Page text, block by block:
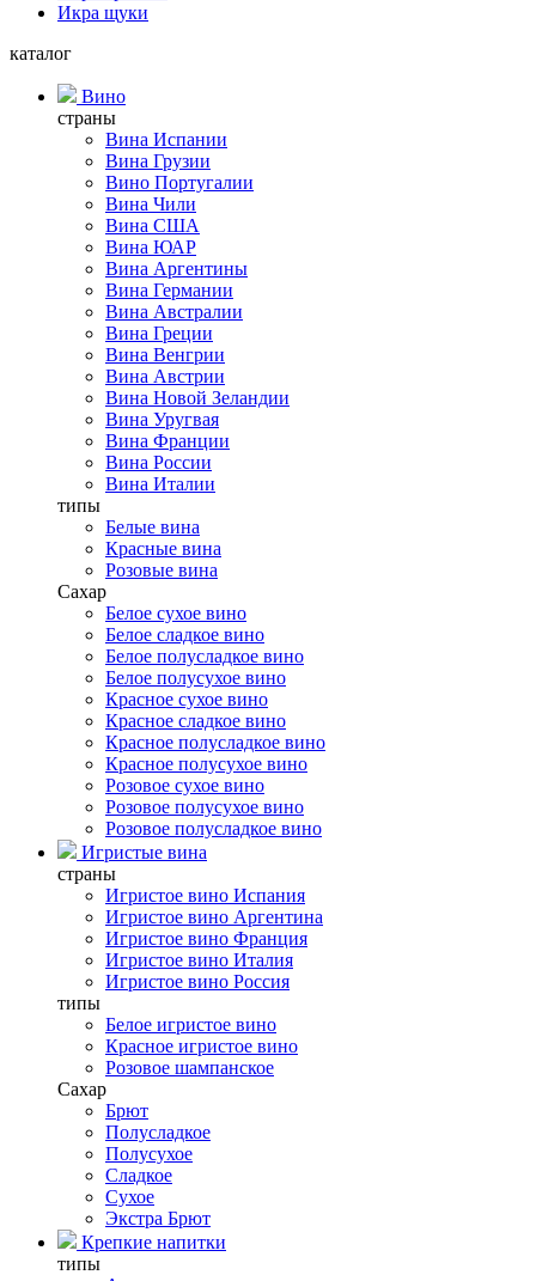
Икра щуки
каталог
Вино
страны
Вина Испании
Вина Грузии
Вино Португалии
Вина Чили
Вина США
Вина ЮАР
Вина Аргентины
Вина Германии
Вина Австралии
Вина Греции
Вина Венгрии
Вина Австрии
Вина Новой Зеландии
Вина Уругвая
Вина Франции
Вина России
Вина Италии
типы
Белые вина
Красные вина
Розовые вина
Сахар
Белое сухое вино
Белое сладкое вино
Белое полусладкое вино
Белое полусухое вино
Красное сухое вино
Красное сладкое вино
Красное полусладкое вино
Красное полусухое вино
Розовое сухое вино
Розовое полусухое вино
Розовое полусладкое вино
Игристые вина
страны
Игристое вино Испания
Игристое вино Аргентина
Игристое вино Франция
Игристое вино Италия
Игристое вино Россия
типы
Белое игристое вино
Красное игристое вино
Розовое шампанское
Сахар
Брют
Полусладкое
Полусухое
Сладкое
Сухое
Экстра Брют
Крепкие напитки
типы